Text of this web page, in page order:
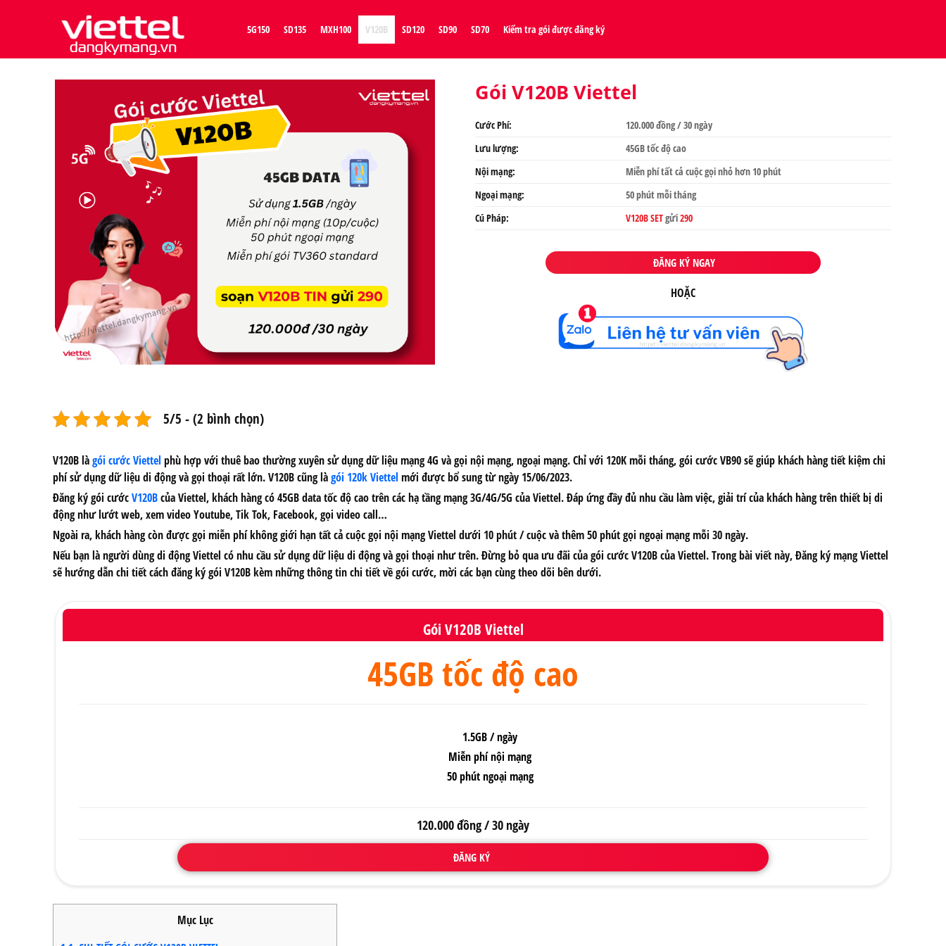
5G150 SD135 MXH100 V120B SD120 SD90 SD70 Kiểm tra gói được đăng ký
Gói V120B Viettel
Cước Phí:
120.000 đồng / 30 ngày
Lưu lượng:
45GB tốc độ cao
Nội mạng:
Miễn phí tất cả cuộc gọi nhỏ hơn 10 phút
Ngoại mạng:
50 phút mỗi tháng
Cú Pháp:
V120B SETgửi290
ĐĂNG KÝ NGAY
HOẶC
5/5 - (2 bình chọn)
V120Blàgói cước Viettel phù hợp với thuê bao thường xuyên sử dụng dữ liệu mạng 4G và gọi nội mạng, ngoại mạng. Chỉ với 120K mỗi tháng, gói cước VB90 sẽ giúp khách hàng tiết kiệm chi
phí sử dụng dữ liệu di động và gọi thoại rất lớn. V120B cũng làgói 120k Viettel mới được bổ sung từ ngày 15/06/2023.
Đăng ký gói cướcV120Bcủa Viettel, khách hàng có 45GB data tốc độ cao trên các hạ tầng mạng 3G/4G/5G của Viettel. Đáp ứng đầy đủ nhu cầu làm việc, giải trí của khách hàng trên thiết bị di
động như lướt web, xem video Youtube, Tik Tok, Facebook, gọi video call…
Ngoài ra, khách hàng còn được gọi miễn phí không giới hạn tất cả cuộc gọi nội mạng Viettel dưới 10 phút / cuộc và thêm 50 phút gọi ngoại mạng mỗi 30 ngày.
Nếu bạn là người dùng di động Viettel có nhu cầu sử dụng dữ liệu di động và gọi thoại như trên. Đừng bỏ qua ưu đãi của gói cước V120B của Viettel. Trong bài viết này, Đăng ký mạng Viettel
sẽ hướng dẫn chi tiếtcách đăng ký gói V120Bkèm những thông tin chi tiết về gói cước, mời các bạn cùng theo dõi bên dưới.
Gói V120B Viettel
45GB tốc độ cao
1.5GB / ngày
Miễn phí nội mạng
50 phút ngoại mạng
120.000 đồng / 30 ngày
ĐĂNG KÝ
Mục Lục